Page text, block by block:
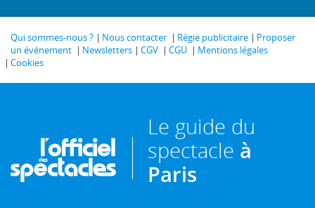
Qui sommes-nous ? Nous contacter Régie publicitaire
Proposer
un événement
Newsletters CGV CGU
Mentions légales
Cookies
Le guide du
spectacle à
Paris